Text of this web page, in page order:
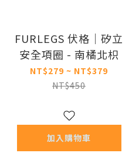
FURLEGS 伏格｜矽立
安全項圈 - 南橘北枳
NT$279 ~ NT$379
NT$450
加入購物車